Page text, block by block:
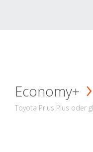
Economy+
Toyota Prius Plus oder